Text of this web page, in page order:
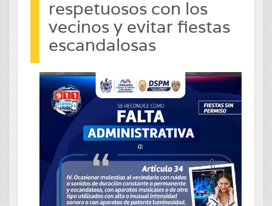
respetuosos con los
vecinos y evitar fiestas
escandalosas